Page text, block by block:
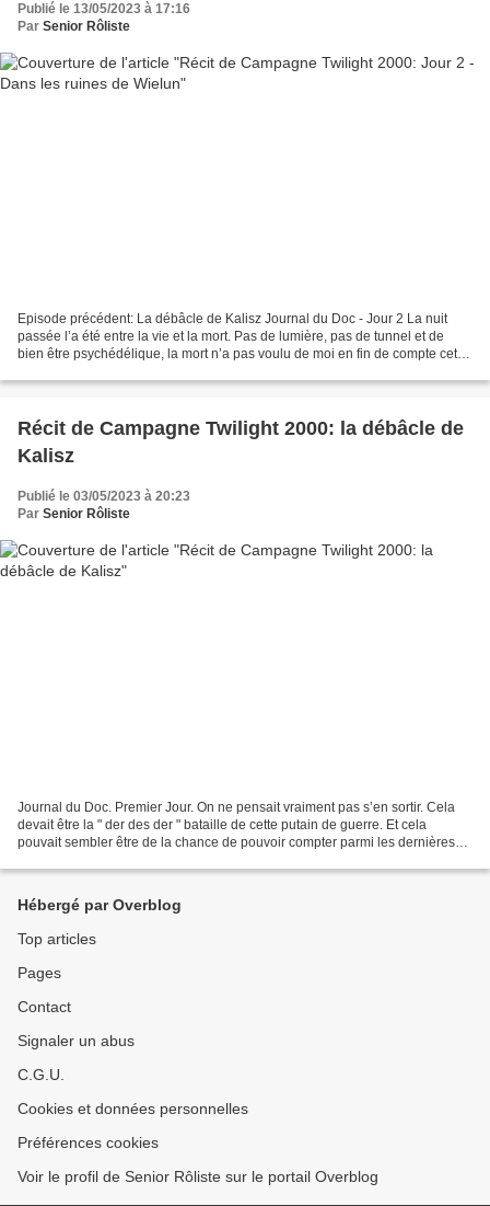
Publié le 13/05/2023 à 17:16
Par Senior Rôliste
Episode précédent: La débâcle de Kalisz Journal du Doc - Jour 2 La nuit
passée l’a été entre la vie et la mort. Pas de lumière, pas de tunnel et de
bien être psychédélique, la mort n’a pas voulu de moi en fin de compte cette
Récit de Campagne Twilight 2000: la débâcle de
Kalisz
Publié le 03/05/2023 à 20:23
Par Senior Rôliste
Journal du Doc. Premier Jour. On ne pensait vraiment pas s’en sortir. Cela
devait être la " der des der " bataille de cette putain de guerre. Et cela
pouvait sembler être de la chance de pouvoir compter parmi les dernières
Hébergé par Overblog
Top articles
Pages
Contact
Signaler un abus
C.G.U.
Cookies et données personnelles
Préférences cookies
Voir le profil de Senior Rôliste sur le portail Overblog